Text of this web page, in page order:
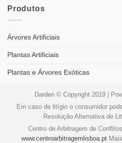
Produtos
Árvores Artificiais
Plantas Artificiais
Plantas e Árvores Exóticas
Darden © Copyright 2019 |
Em caso de litígio o consumidor
Resolução Alternativa de
Centro de Arbitragem de
www.centroarbitragemlisboa.ptMais